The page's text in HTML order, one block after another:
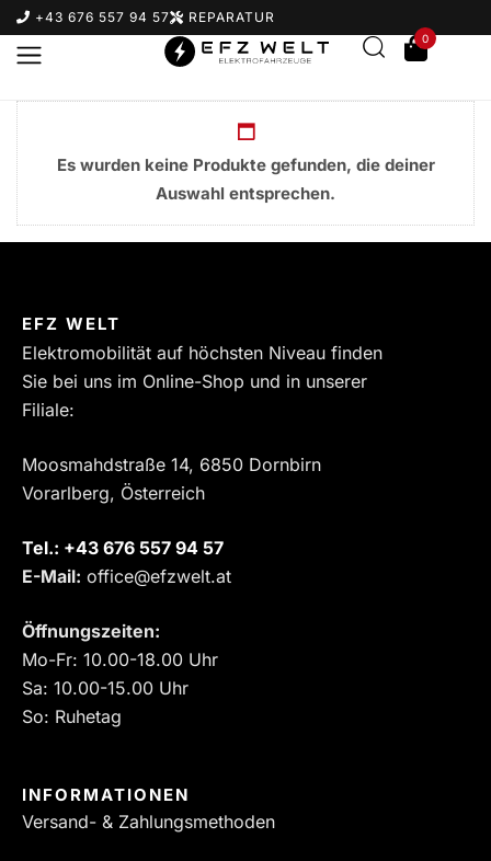
+43 676 557 94 57 REPARATUR
0
Es wurden keine Produkte gefunden, die deiner
Auswahl entsprechen.
EFZ WELT
Elektromobilität auf höchsten Niveau finden
Sie bei uns im Online-Shop und in unserer
Filiale:
Moosmahdstraße 14, 6850 Dornbirn
Vorarlberg, Österreich
Tel.: ‎+43 676 557 94 57
E-Mail: office@efzwelt.at
Öffnungszeiten:
Mo-Fr: 10.00-18.00 Uhr
Sa: 10.00-15.00 Uhr
So: Ruhetag
INFORMATIONEN
Versand- & Zahlungsmethoden